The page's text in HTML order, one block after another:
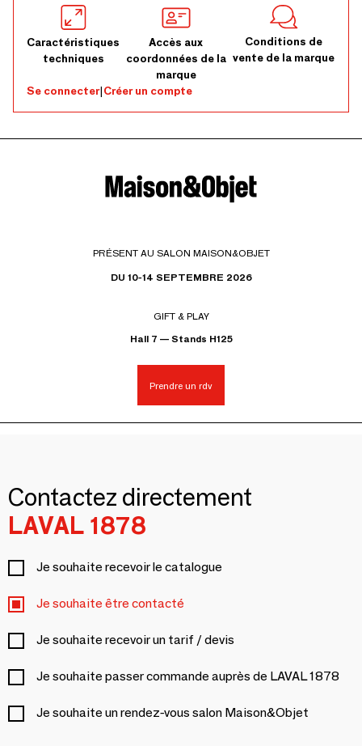
Caractéristiques
techniques
Accès aux
coordonnées de la
marque
Conditions de
vente de la marque
Se connecter|Créer un compte
PRÉSENT AU SALON MAISON&OBJET
DU 10-14 SEPTEMBRE 2026
GIFT & PLAY
Hall 7 — Stands H125
Prendre un rdv
Contactez directement
LAVAL 1878
Je souhaite recevoir le catalogue
Je souhaite être contacté
Je souhaite recevoir un tarif / devis
Je souhaite passer commande auprès de LAVAL 1878
Je souhaite un rendez-vous salon Maison&Objet